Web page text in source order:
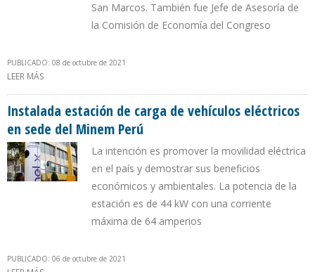
San Marcos. También fue Jefe de Asesoría de
la Comisión de Economía del Congreso
PUBLICADO: 08 de octubre de 2021
LEER MÁS
Instalada estación de carga de vehículos eléctricos
en sede del Minem Perú
La intención es promover la movilidad eléctrica
en el país y demostrar sus beneficios
económicos y ambientales. La potencia de la
estación es de 44 kW con una corriente
máxima de 64 amperios
PUBLICADO: 06 de octubre de 2021